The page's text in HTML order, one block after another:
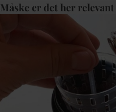
Måske er det her